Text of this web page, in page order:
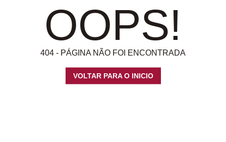
OOPS!
404 - PÁGINA NÃO FOI ENCONTRADA
VOLTAR PARA O INICIO